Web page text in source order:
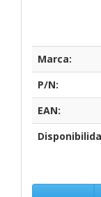
Marca:
P/N:
EAN: